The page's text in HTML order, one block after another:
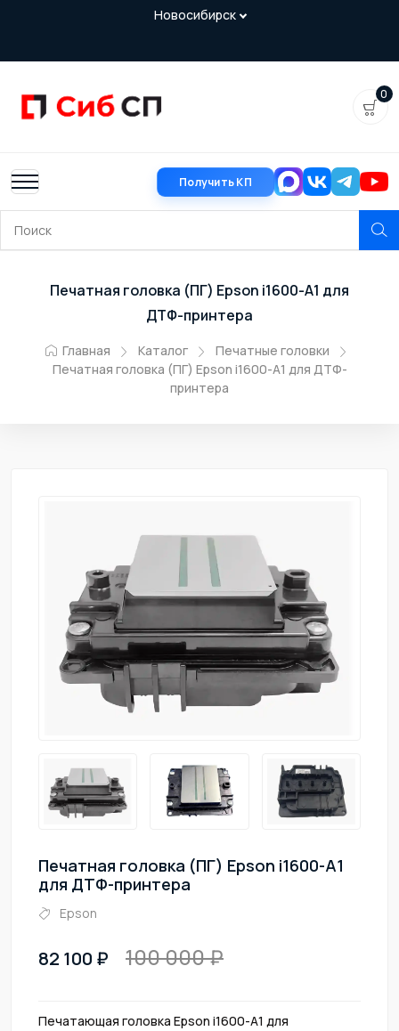
0
Получить КП
Печатная головка (ПГ) Epson i1600-A1 для
ДТФ-принтера
Главная Каталог
Печатные головки
Печатная головка (ПГ) Epson i1600-A1 для ДТФ-
принтера
Печатная головка (ПГ) Epson i1600-A1
для ДТФ-принтера
Epson
82 100 100 000
Печатающая головка Epson i1600-A1 для